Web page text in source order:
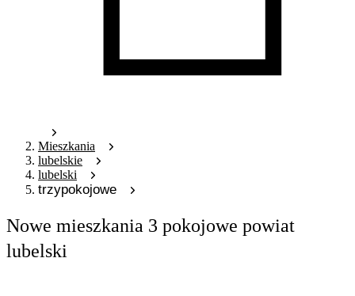
Mieszkania
lubelskie
lubelski
trzypokojowe
Nowe mieszkania 3 pokojowe powiat
lubelski